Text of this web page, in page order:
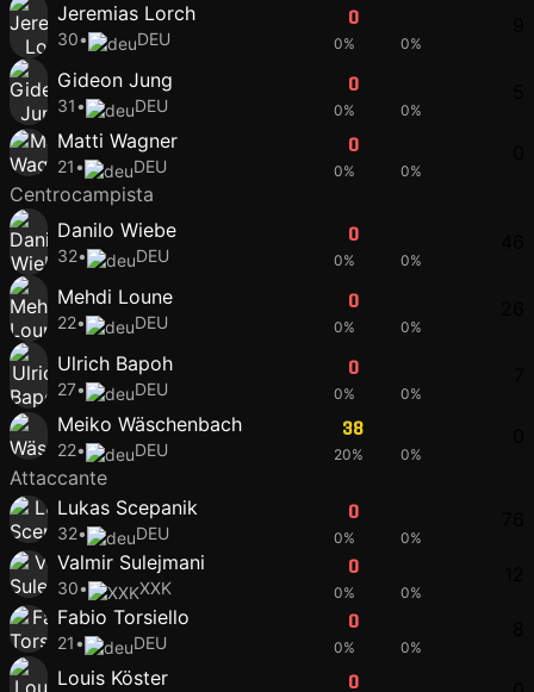
Jeremias Lorch
30• DEU
0
0% 0%
Gideon Jung
31• DEU
0
0% 0%
Matti Wagner
21• DEU
0
0% 0%
Centrocampista
Danilo Wiebe
32• DEU
0
0% 0%
Mehdi Loune
22• DEU
0
0% 0%
Ulrich Bapoh
27• DEU
0
0% 0%
Meiko Wäschenbach
22• DEU
38
20% 0%
Attaccante
Lukas Scepanik
32• DEU
0
0% 0%
Valmir Sulejmani
30• XXK
0
0% 0%
Fabio Torsiello
21• DEU
0
0% 0%
Louis Köster 0